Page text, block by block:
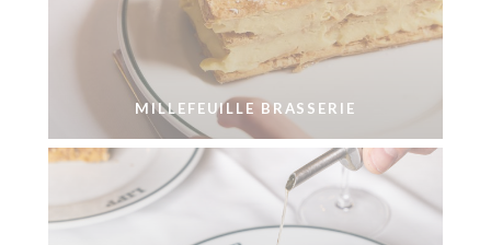
MILLEFEUILLE BRASSERIE